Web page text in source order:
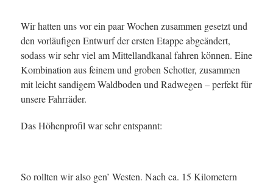
Wir hatten uns vor ein paar Wochen zusammen gesetzt und
den vorläufigen Entwurf der ersten Etappe abgeändert,
sodass wir sehr viel am Mittellandkanal fahren können. Eine
Kombination aus feinem und groben Schotter, zusammen
mit leicht sandigem Waldboden und Radwegen – perfekt für
unsere Fahrräder.
Das Höhenprofil war sehr entspannt:
So rollten wir also gen’ Westen. Nach ca. 15 Kilometern